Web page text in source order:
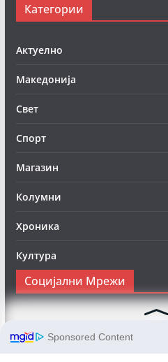
Категории
Актуелно
Македонија
Свет
Спорт
Магазин
Колумни
Хроника
Култура
Социјални Мрежи